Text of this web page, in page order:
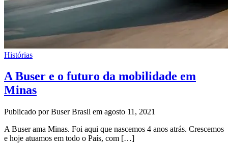
Histórias
A Buser e o futuro da mobilidade em
Minas
Publicado por Buser Brasil em agosto 11, 2021
A Buser ama Minas. Foi aqui que nascemos 4 anos atrás. Crescemos
e hoje atuamos em todo o País, com […]